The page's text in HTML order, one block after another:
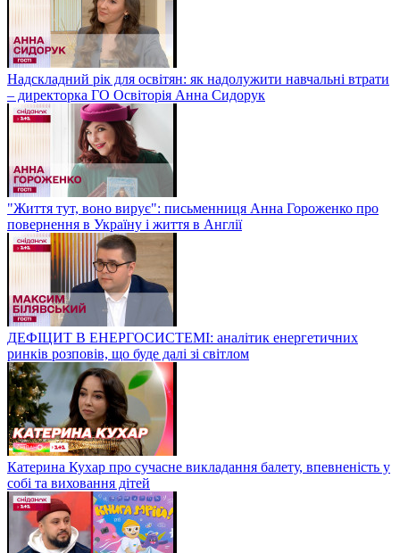
Надскладний рік для освітян: як надолужити навчальні втрати
– директорка ГО Освіторія Анна Сидорук
"Життя тут, воно вирує": письменниця Анна Гороженко про
повернення в Україну і життя в Англії
ДЕФІЦИТ В ЕНЕРГОСИСТЕМІ: аналітик енергетичних
ринків розповів, що буде далі зі світлом
Катерина Кухар про сучасне викладання балету, впевненість у
собі та виховання дітей